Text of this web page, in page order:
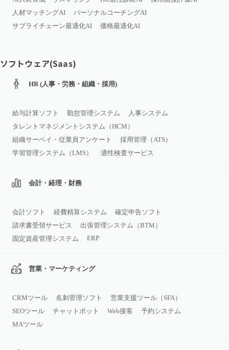
人材マッチングAI
パーソナルコーチングAI
サプライチェーン最適化AI
価格最適化AI
ソフトウェア(Saas)
HR (人事・労務・組織・採用)
給与計算ソフト 勤怠管理システム
人事システム
タレントマネジメントシステム（HCM）
組織サーベイ・従業員アンケート
採用管理（ATS）
学習管理システム（LMS）
適性検査サービス
会計・経理・財務
会計ソフト 経費精算システム
確定申告ソフト
請求書受領サービス
出張管理システム（BTM）
固定資産管理システム
ERP
営業・マーケティング
CRMツール 名刺管理ソフト
営業支援ツール（SFA）
SEOツール
チャットボット Web接客
予約システム
MAツール